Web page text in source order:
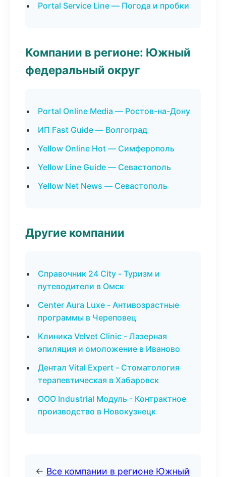
Portal Service Line — Погода и пробки
Компании в регионе: Южный
федеральный округ
Portal Online Media — Ростов-на-Дону
ИП Fast Guide — Волгоград
Yellow Online Hot — Симферополь
Yellow Line Guide — Севастополь
Yellow Net News — Севастополь
Другие компании
Справочник 24 City - Туризм и
путеводители в Омск
Center Aura Luxe - Антивозрастные
программы в Череповец
Клиника Velvet Clinic - Лазерная
эпиляция и омоложение в Иваново
Дентал Vital Expert - Стоматология
терапевтическая в Хабаровск
ООО Industrial Модуль - Контрактное
производство в Новокузнецк
← Все компании в регионе Южный